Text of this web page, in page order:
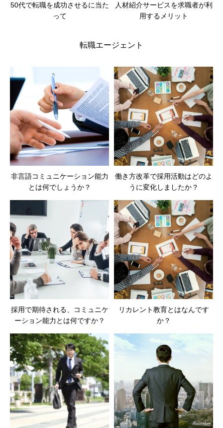
50代で転職を成功させるに当た
って
人材紹介サービスを求職者が利
用するメリット
転職エージェント
非言語コミュニケーション能力
とは何でしょうか？
働き方改革で採用活動はどのよ
うに変化しましたか？
採用で期待される、コミュニケ
ーション能力とは何ですか？
リカレント教育とはなんです
か？